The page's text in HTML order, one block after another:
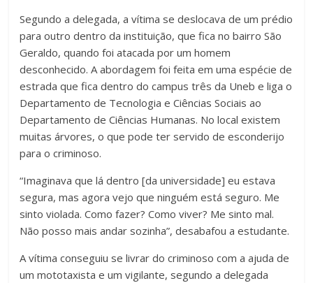
Segundo a delegada, a vítima se deslocava de um prédio
para outro dentro da instituição, que fica no bairro São
Geraldo, quando foi atacada por um homem
desconhecido. A abordagem foi feita em uma espécie de
estrada que fica dentro do campus três da Uneb e liga o
Departamento de Tecnologia e Ciências Sociais ao
Departamento de Ciências Humanas. No local existem
muitas árvores, o que pode ter servido de esconderijo
para o criminoso.
“Imaginava que lá dentro [da universidade] eu estava
segura, mas agora vejo que ninguém está seguro. Me
sinto violada. Como fazer? Como viver? Me sinto mal.
Não posso mais andar sozinha”, desabafou a estudante.
A vítima conseguiu se livrar do criminoso com a ajuda de
um mototaxista e um vigilante, segundo a delegada